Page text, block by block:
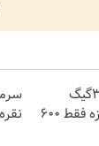
⏳فرصت محدود!! 3000گیگ
اینترنت خانگی 180 روزه فقط 600